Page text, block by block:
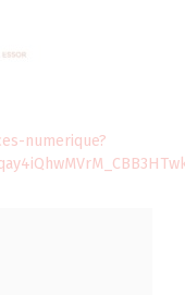
numerique?